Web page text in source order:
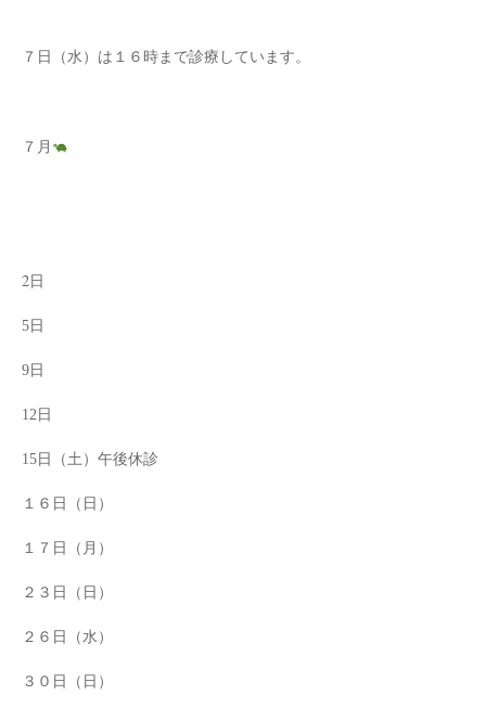
７日（水）は１６時まで診療しています。
７月
2日
5日
9日
12日
15日（土）午後休診
１６日（日）
１７日（月）
２３日（日）
２６日（水）
３０日（日）